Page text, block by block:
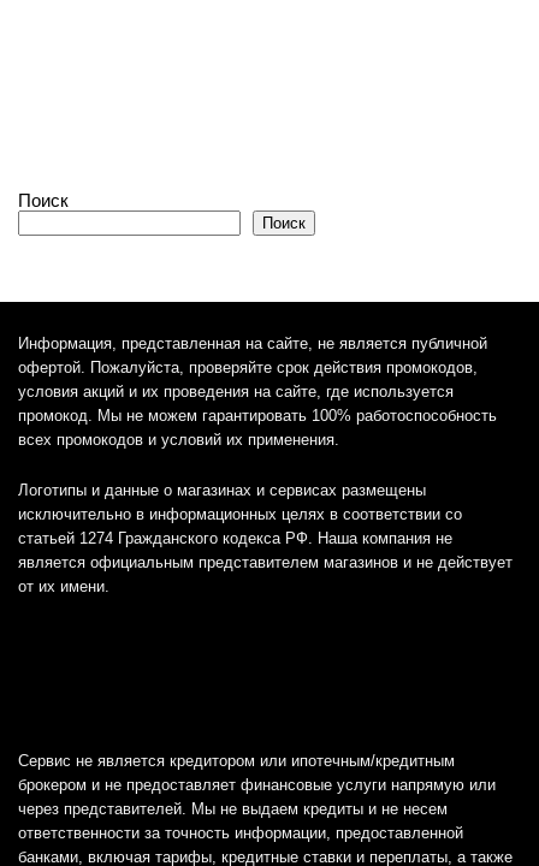
Поиск
Поиск
Информация, представленная на сайте, не является публичной
офертой. Пожалуйста, проверяйте срок действия промокодов,
условия акций и их проведения на сайте, где используется
промокод. Мы не можем гарантировать 100% работоспособность
всех промокодов и условий их применения.
Логотипы и данные о магазинах и сервисах размещены
исключительно в информационных целях в соответствии со
статьей 1274 Гражданского кодекса РФ. Наша компания не
является официальным представителем магазинов и не действует
от их имени.
Сервис не является кредитором или ипотечным/кредитным
брокером и не предоставляет финансовые услуги напрямую или
через представителей. Мы не выдаем кредиты и не несем
ответственности за точность информации, предоставленной
банками, включая тарифы, кредитные ставки и переплаты, а также